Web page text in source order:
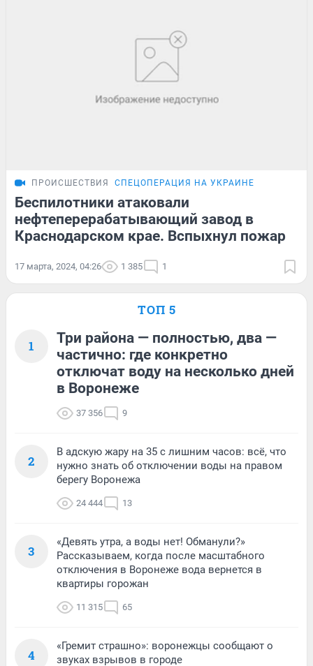
ПРОИСШЕСТВИЯ СПЕЦОПЕРАЦИЯ НА УКРАИНЕ
Беспилотники атаковали
нефтеперерабатывающий завод в
Краснодарском крае. Вспыхнул пожар
17 марта, 2024, 04:26 1 385 1
ТОП 5
1
Три района — полностью, два —
частично: где конкретно
отключат воду на несколько дней
в Воронеже
37 356 9
2
В адскую жару на 35 с лишним часов: всё, что
нужно знать об отключении воды на правом
берегу Воронежа
24 444 13
3
«Девять утра, а воды нет! Обманули?»
Рассказываем, когда после масштабного
отключения в Воронеже вода вернется в
квартиры горожан
11 315 65
4
«Гремит страшно»: воронежцы сообщают о
звуках взрывов в городе